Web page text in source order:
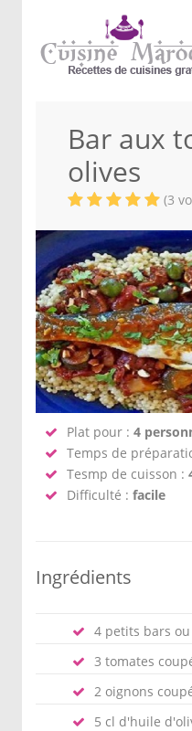
Bar aux
olives
(3
Plat pour : 4
Temps de
Tesmp de cuisson :
Difficulté : facile
Ingrédients
4 petits bars
3 tomates
2 oignons
5 cl d'huile